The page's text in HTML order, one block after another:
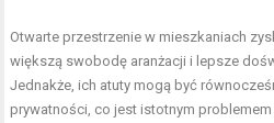
Otwarte przestrzenie w mieszkaniach
większą swobodę aranżacji i lepsze
Jednakże, ich atuty mogą być
prywatności, co jest istotnym